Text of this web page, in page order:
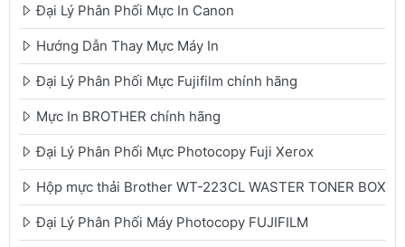
Đại Lý Phân Phối Mực In Canon
Hướng Dẫn Thay Mực Máy In
Đại Lý Phân Phối Mực Fujifilm chính hãng
Mực In BROTHER chính hãng
Đại Lý Phân Phối Mực Photocopy Fuji Xerox
Hộp mực thải Brother WT-223CL WASTER TONER BOX
Đại Lý Phân Phối Máy Photocopy FUJIFILM